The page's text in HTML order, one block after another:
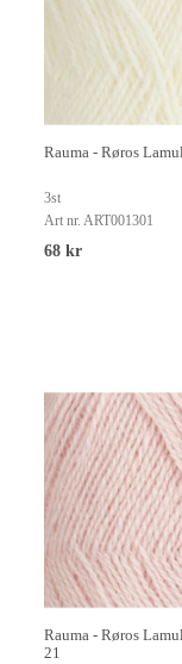
Rauma - Røros
3st
Art nr. ART001301
68 kr
Rauma - Røros
21